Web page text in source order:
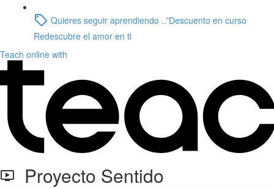
Quieres seguir aprendiendo ..”Descuento en curso
Redescubre el amor en ti
Teach online with
Proyecto Sentido